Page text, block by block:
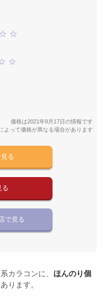
価格は2021年9月17日の情報です
よって価格が異なる場合があります
る
る
で見る
カラコンに、 ほんのり個
ります。